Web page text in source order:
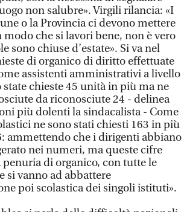
non salubre». Virgili rilancia: «I
o la Provincia ci devono mettere
che si lavori bene, non è vero
sono chiuse d’estate». Si va nel
di organico di diritto effettuate
assistenti amministrativi a livello
chieste 45 unità in più ma ne
da riconosciute 24 - delinea
più dolenti la sindacalista - Come
ne sono stati chiesti 163 in più
ammettendo che i dirigenti abbiano
nei numeri, ma queste cifre
di organico, con tutte le
si vanno ad abbattere
poi scolastica dei singoli istituti».